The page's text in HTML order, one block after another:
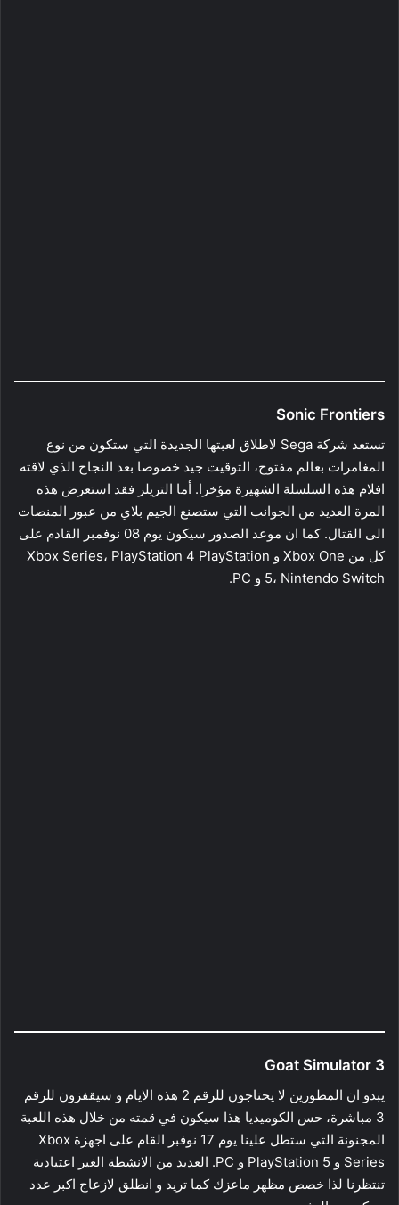
Sonic Frontiers
تستعد شركة Sega لاطلاق لعبتها الجديدة التي ستكون من نوع
المغامرات بعالم مفتوح، التوقيت جيد خصوصا بعد النجاح الذي لاقته
افلام هذه السلسلة الشهيرة مؤخرا. أما التريلر فقد استعرض هذه
المرة العديد من الجوانب التي ستصنع الجيم بلاي من عبور المنصات
الى القتال. كما ان موعد الصدور سيكون يوم 08 نوفمبر القادم على
كل من Xbox One و Xbox Series، PlayStation 4 PlayStation
5، Nintendo Switch و PC.
Goat Simulator 3
يبدو ان المطورين لا يحتاجون للرقم 2 هذه الايام و سيقفزون للرقم
3 مباشرة، حس الكوميديا هذا سيكون في قمته من خلال هذه اللعبة
المجنونة التي ستطل علينا يوم 17 نوفبر القام على اجهزة Xbox
Series و PlayStation 5 و PC. العديد من الانشطة الغير اعتيادية
تنتظرنا لذا خصص مظهر ماعزك كما تريد و انطلق لازعاج اكبر عدد